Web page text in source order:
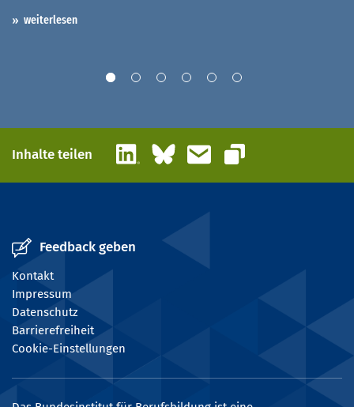
weiterlesen
Inhalte teilen LinkedInBlueskyE-Mail
Link kopieren
Feedback geben
Kontakt
Impressum
Datenschutz
Barrierefreiheit
Cookie-Einstellungen